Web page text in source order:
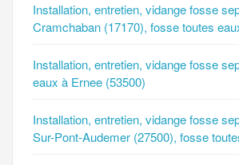
Installation, entretien, vidange fosse
Cramchaban (17170), fosse toutes
Installation, entretien, vidange fosse
eaux à Ernee (53500)
Installation, entretien, vidange fosse
Sur-Pont-Audemer (27500), fosse